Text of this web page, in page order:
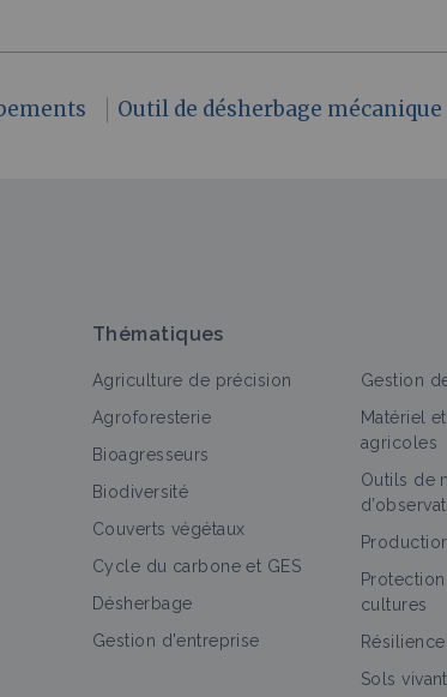
Outil de désherbage mécanique
Thématiques
Agriculture de précision
Agroforesterie
Bioagresseurs
Biodiversité
Couverts végétaux
Cycle du carbone et GES
Désherbage
Gestion d'entreprise
Gestion
Matériel
agricoles
Outils de
cultures
Sols